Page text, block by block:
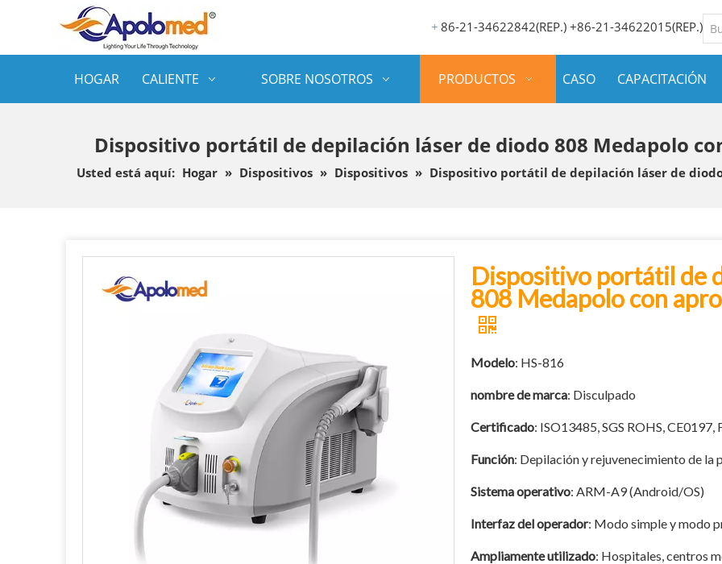
+ 86-21-34622842(REP.) +86-21-34622015(REP.)
HOGAR CALIENTE SOBRE NOSOTROS PRODUCTOS CASO CAPACITACIÓN
Dispositivo portátil de depilación láser de diodo 808 Medapolo
Usted está aquí: Hogar » Dispositivos » Dispositivos » Dispositivo portátil de depilación láser de
Dispositivo portátil de
808 Medapolo con
Modelo: HS-816
nombre de marca: Disculpado
Certificado: ISO13485, SGS ROHS, CE0197,
Función: Depilación y rejuvenecimiento de la
Sistema operativo: ARM-A9 (Android/OS)
Interfaz del operador: Modo simple y modo
Ampliamente utilizado: Hospitales, centros